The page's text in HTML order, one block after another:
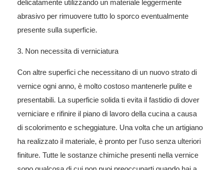
delicatamente utilizzando un materiale leggermente
abrasivo per rimuovere tutto lo sporco eventualmente
presente sulla superficie.
3. Non necessita di verniciatura
Con altre superfici che necessitano di un nuovo strato di
vernice ogni anno, è molto costoso mantenerle pulite e
presentabili. La superficie solida ti evita il fastidio di dover
verniciare e rifinire il piano di lavoro della cucina a causa
di scolorimento e scheggiature. Una volta che un artigiano
ha realizzato il materiale, è pronto per l'uso senza ulteriori
finiture. Tutte le sostanze chimiche presenti nella vernice